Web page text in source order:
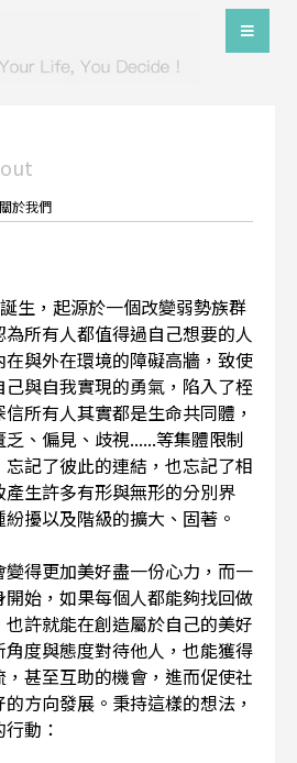
關於我們
生，起源於一個改變弱勢族群
所有人都值得過自己想要的人
與外在環境的障礙高牆，致使
與自我實現的勇氣，陷入了桎
所有人其實都是生命共同體，
、偏見、歧視......等集體限制
記了彼此的連結，也忘記了相
生許多有形與無形的分別界
擾以及階級的擴大、固著。
得更加美好盡一份心力，而一
始，如果每個人都能夠找回做
許就能在創造屬於自己的美好
度與態度對待他人，也能獲得
甚至互助的機會，進而促使社
方向發展。秉持這樣的想法，
動：